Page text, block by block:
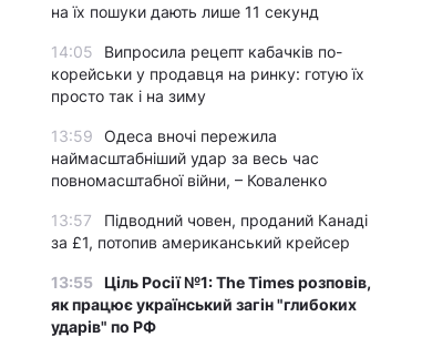
на їх пошуки дають лише 11 секунд
14:05
Випросила рецепт кабачків по-
корейськи у продавця на ринку: готую їх
просто так і на зиму
13:59
Одеса вночі пережила
наймасштабніший удар за весь час
повномасштабної війни, – Коваленко
13:57
Підводний човен, проданий Канаді
за £1, потопив американський крейсер
13:55 Ціль Росії №1: The Times розповів,
як працює український загін "глибоких
ударів" по РФ